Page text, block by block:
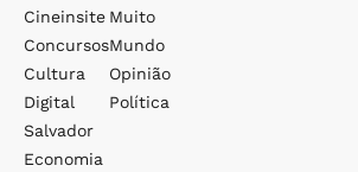
Cineinsite
Concursos
Cultura
Digital
Salvador
Economia
Muito
Mundo
Opinião
Política